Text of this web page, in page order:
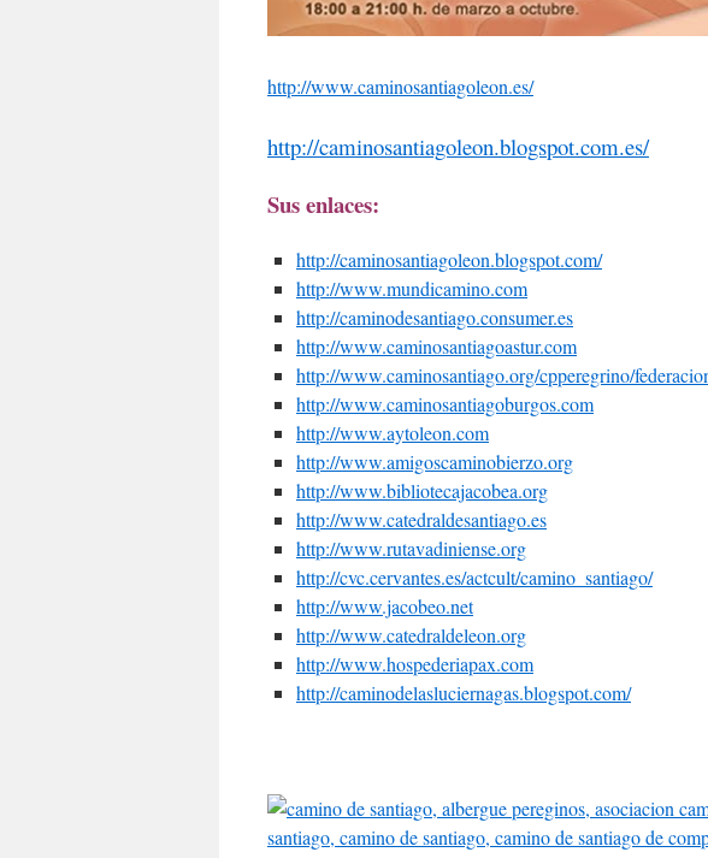
http://www.caminosantiagoleon.es/
http://caminosantiagoleon.blogspot.com.es/
Sus enlaces:
http://caminosantiagoleon.blogspot.com/
http://www.mundicamino.com
http://caminodesantiago.consumer.es
http://www.caminosantiagoastur.com
http://www.caminosantiago.org/cpperegrino/
http://www.caminosantiagoburgos.com
http://www.aytoleon.com
http://www.amigoscaminobierzo.org
http://www.bibliotecajacobea.org
http://www.catedraldesantiago.es
http://www.rutavadiniense.org
http://cvc.cervantes.es/actcult/camino_santiago/
http://www.jacobeo.net
http://www.catedraldeleon.org
http://www.hospederiapax.com
http://caminodelasluciernagas.blogspot.com/